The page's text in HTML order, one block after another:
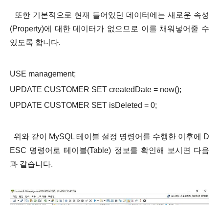
또한 기본적으로 현재 들어있던 데이터에는 새로운 속성
(Property)에 대한 데이터가 없으므로 이를 채워넣어줄 수
있도록 합니다.
USE management;
UPDATE CUSTOMER SET createdDate = now();
UPDATE CUSTOMER SET isDeleted = 0;
위와 같이 MySQL 테이블 설정 명령어를 수행한 이후에
D
ESC 명령어 로 테이블(Table) 정보를 확인해 보시면 다음
과 같습니다.